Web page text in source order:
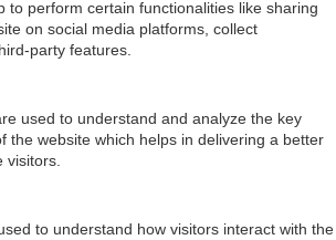
to perform certain functionalities like sharing
on social media platforms, collect
party features.
used to understand and analyze the key
the website which helps in delivering a better
visitors.
to understand how visitors interact with the